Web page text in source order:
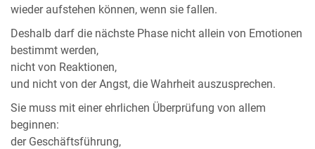
wieder aufstehen können, wenn sie fallen.
Deshalb darf die nächste Phase nicht allein von Emotionen
bestimmt werden,
nicht von Reaktionen,
und nicht von der Angst, die Wahrheit auszusprechen.
Sie muss mit einer ehrlichen Überprüfung von allem
beginnen:
der Geschäftsführung,